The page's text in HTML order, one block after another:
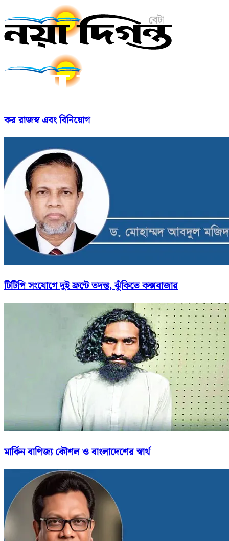
কর রাজস্ব এবং বিনিয়োগ
টিটিপি সংযোগে দুই ফ্রন্টে তদন্ত, ঝুঁকিতে কক্সবাজার
মার্কিন বাণিজ্য কৌশল ও বাংলাদেশের স্বার্থ